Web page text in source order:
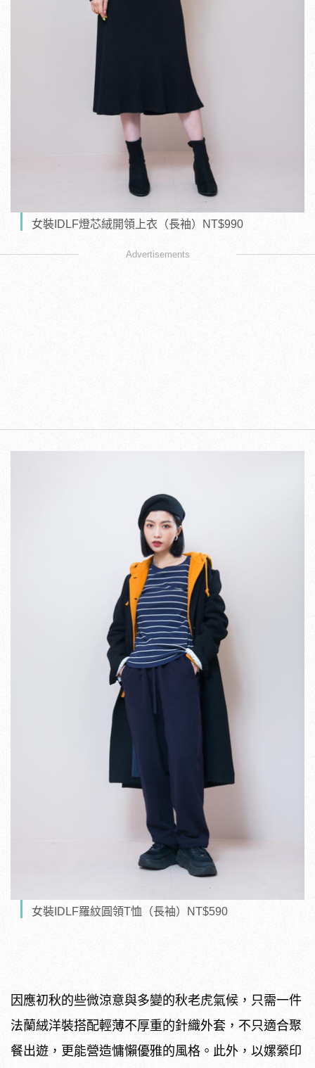
女裝IDLF燈芯絨開領上衣（長袖）NT$990
Advertisements
女裝IDLF羅紋圓領T恤（長袖）NT$590
因應初秋的些微涼意與多變的秋老虎氣候，只需一件
法蘭絨洋裝搭配輕薄不厚重的針織外套，不只適合聚
餐出遊，更能營造慵懶優雅的風格。此外，以嫘縈印